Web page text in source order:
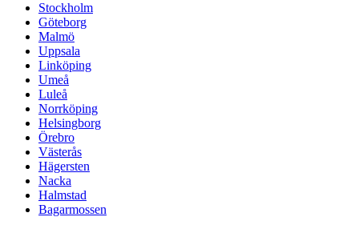
Stockholm
Göteborg
Malmö
Uppsala
Linköping
Umeå
Luleå
Norrköping
Helsingborg
Örebro
Västerås
Hägersten
Nacka
Halmstad
Bagarmossen